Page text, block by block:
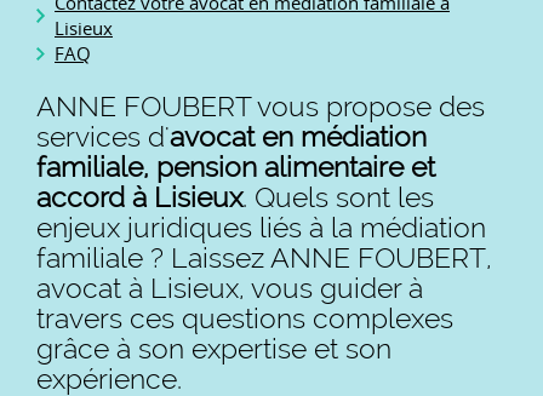
Lisieux
FAQ
ANNE FOUBERT vous propose des
services d'avocat en médiation
familiale, pension alimentaire et
accord à Lisieux. Quels sont les
enjeux juridiques liés à la médiation
familiale ? Laissez ANNE FOUBERT,
avocat à Lisieux, vous guider à
travers ces questions complexes
grâce à son expertise et son
expérience.